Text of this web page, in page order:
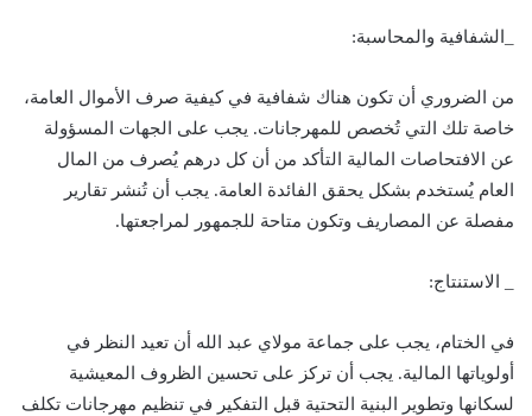
_الشفافية والمحاسبة:
من الضروري أن تكون هناك شفافية في كيفية صرف الأموال العامة،
خاصة تلك التي تُخصص للمهرجانات. يجب على الجهات المسؤولة
عن الافتحاصات المالية التأكد من أن كل درهم يُصرف من المال
العام يُستخدم بشكل يحقق الفائدة العامة. يجب أن تُنشر تقارير
مفصلة عن المصاريف وتكون متاحة للجمهور لمراجعتها.
_ الاستنتاج:
في الختام، يجب على جماعة مولاي عبد الله أن تعيد النظر في
أولوياتها المالية. يجب أن تركز على تحسين الظروف المعيشية
لسكانها وتطوير البنية التحتية قبل التفكير في تنظيم مهرجانات تكلف